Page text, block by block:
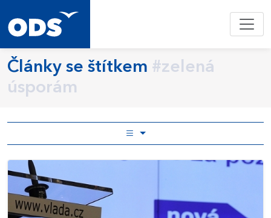
Články se štítkem #zelená
úsporám